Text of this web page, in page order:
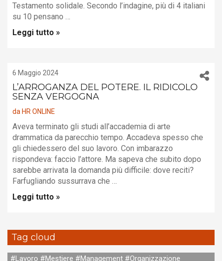
Testamento solidale. Secondo l’indagine, più di 4 italiani
su 10 pensano …
Leggi tutto »
6 Maggio 2024
L’ARROGANZA DEL POTERE. IL RIDICOLO
SENZA VERGOGNA
da HR ONLINE
Aveva terminato gli studi all’accademia di arte
drammatica da parecchio tempo. Accadeva spesso che
gli chiedessero del suo lavoro. Con imbarazzo
rispondeva: faccio l’attore. Ma sapeva che subito dopo
sarebbe arrivata la domanda più difficile: dove reciti?
Farfugliando sussurrava che …
Leggi tutto »
Tag cloud
#Lavoro #Mestiere #Management #Organizzazione